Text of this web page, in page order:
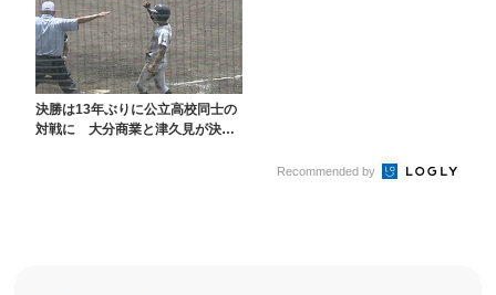
決勝は13年ぶりに公立高校同士の
対戦に 大分商業と津久見が決勝
Recommended by